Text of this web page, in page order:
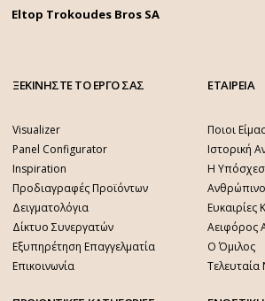
Eltop Trokoudes Bros SA
ΞΕΚΙΝΗΣΤΕ ΤΟ ΕΡΓΟ ΣΑΣ
Visualizer
Panel Configurator
Inspiration
Προδιαγραφές Προϊόντων
Δειγματολόγια
Δίκτυο Συνεργατών
Εξυπηρέτηση Επαγγελματία
Επικοινωνία
ΕΤΑΙΡΕΙΑ
Ποιοι
Ιστορική
Η
Ευκαιρίες
Αειφόρος
Ο Όμιλος
Τελευταία